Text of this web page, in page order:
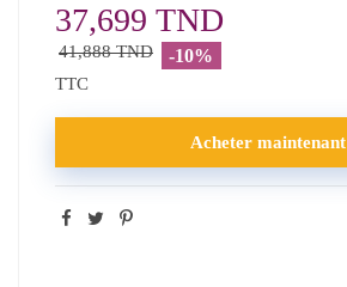
37,699 TND
41,888 TND -10%
TTC
Acheter maintenant